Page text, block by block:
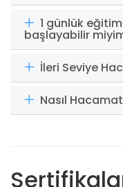
1 günlük
başlayabilir
İleri Seviye
Nasıl